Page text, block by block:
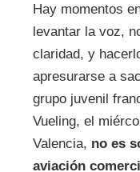
Hay momentos
levantar la voz,
claridad, y
apresurarse a
grupo juvenil
Vueling, el
Valencia, no es
aviación